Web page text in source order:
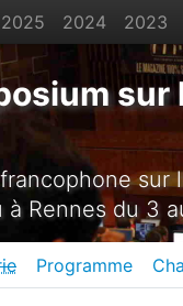
2025 2024 2023
sur
à Rennes du 3
Programme